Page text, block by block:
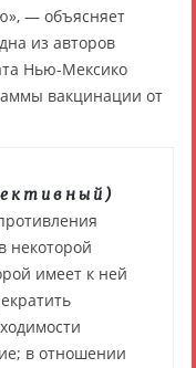
— объясняет
из авторов
Нью-Мексико
вакцинации от
некоторой
имеет к ней
в отношении